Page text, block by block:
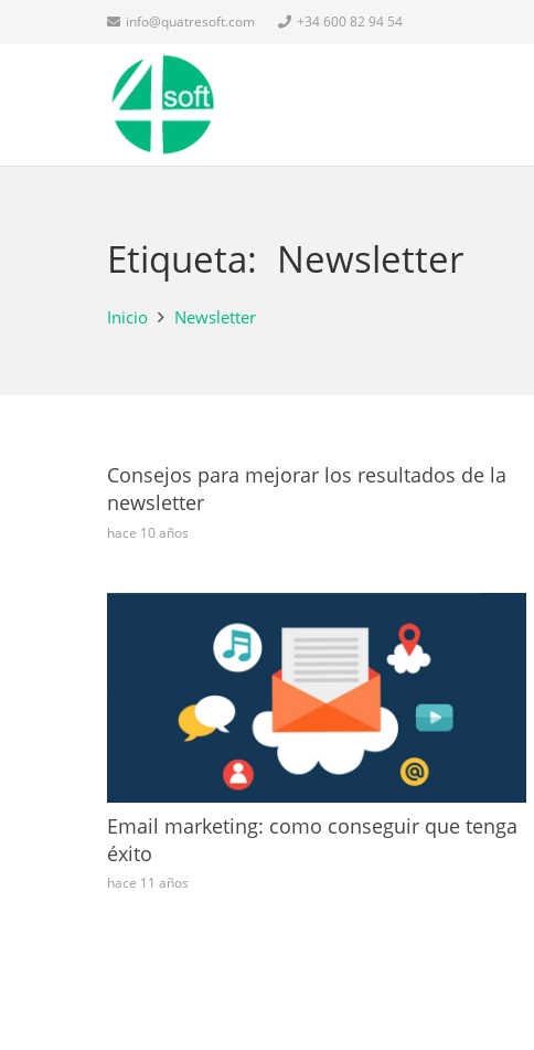
info@quatresoft.com +34 600 82 94 54
Etiqueta: Newsletter
Inicio Newsletter
Consejos para mejorar los resultados de la
newsletter
hace 10 años
Email marketing: como conseguir que tenga
éxito
hace 11 años